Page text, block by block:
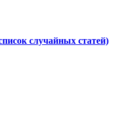
случайных статей)